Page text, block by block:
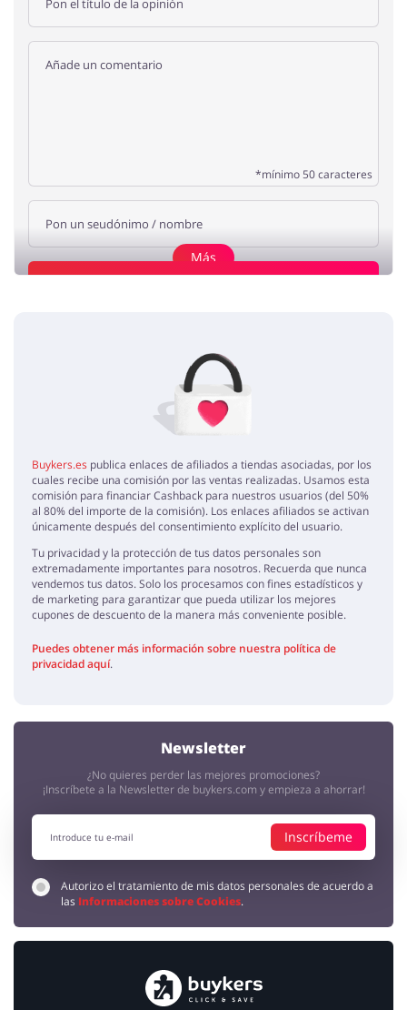
*mínimo 50 caracteres
Gran variedad de los cosméticos de alta calidad.
perfumes Fund Grube
Venden los perfumes de alta calidad, los precios también son muy
atractivos.
Más
Buykers.es publica enlaces de afiliados a tiendas asociadas, por los
cuales recibe una comisión por las ventas realizadas. Usamos esta
comisión para financiar Cashback para nuestros usuarios (del 50%
al 80% del importe de la comisión). Los enlaces afiliados se activan
únicamente después del consentimiento explícito del usuario.
Tu privacidad y la protección de tus datos personales son
extremadamente importantes para nosotros. Recuerda que nunca
vendemos tus datos. Solo los procesamos con fines estadísticos y
de marketing para garantizar que pueda utilizar los mejores
cupones de descuento de la manera más conveniente posible.
Puedes obtener más información sobre nuestra política de
privacidad aquí.
Newsletter
¿No quieres perder las mejores promociones?
¡Inscríbete a la Newsletter de buykers.com y empieza a ahorrar!
Inscríbeme
Autorizo el tratamiento de mis datos personales de acuerdo a
las Informaciones sobre Cookies.